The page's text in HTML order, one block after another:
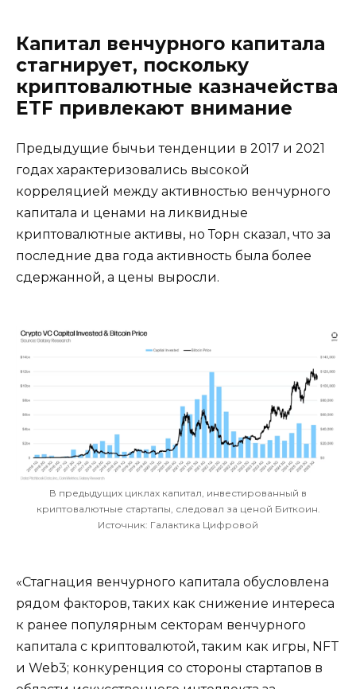
Капитал венчурного капитала
стагнирует, поскольку
криптовалютные казначейства
ETF привлекают внимание
Предыдущие бычьи тенденции в 2017 и 2021
годах характеризовались высокой
корреляцией между активностью венчурного
капитала и ценами на ликвидные
криптовалютные активы, но Торн сказал, что за
последние два года активность была более
сдержанной, а цены выросли.
В предыдущих циклах капитал, инвестированный в
криптовалютные стартапы, следовал за ценой Биткоин.
Источник: Галактика Цифровой
«Стагнация венчурного капитала обусловлена ​​
рядом факторов, таких как снижение интереса
к ранее популярным секторам венчурного
капитала с криптовалютой, таким как игры, NFT
и Web3; конкуренция со стороны стартапов в